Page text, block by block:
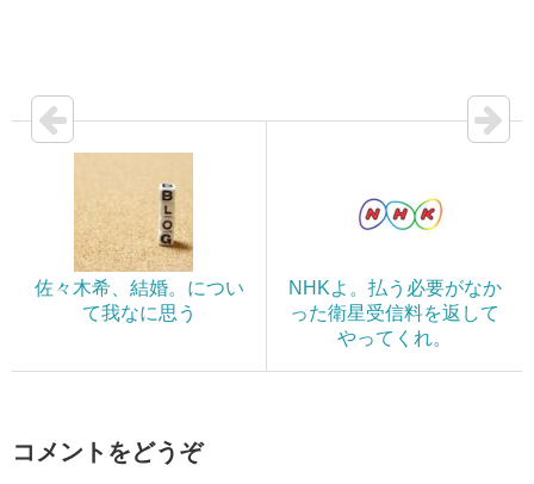
佐々木希、結婚。につい
て我なに思う
NHKよ。払う必要がなか
った衛星受信料を返して
やってくれ。
コメントをどうぞ